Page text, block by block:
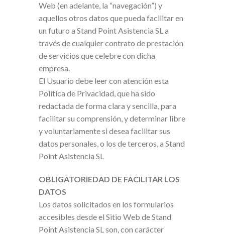
Web (en adelante, la “navegación”) y
aquellos otros datos que pueda facilitar en
un futuro a Stand Point Asistencia SL a
través de cualquier contrato de prestación
de servicios que celebre con dicha
empresa.
El Usuario debe leer con atención esta
Política de Privacidad, que ha sido
redactada de forma clara y sencilla, para
facilitar su comprensión, y determinar libre
y voluntariamente si desea facilitar sus
datos personales, o los de terceros, a Stand
Point Asistencia SL
OBLIGATORIEDAD DE FACILITAR LOS
DATOS
Los datos solicitados en los formularios
accesibles desde el Sitio Web de Stand
Point Asistencia SL son, con carácter